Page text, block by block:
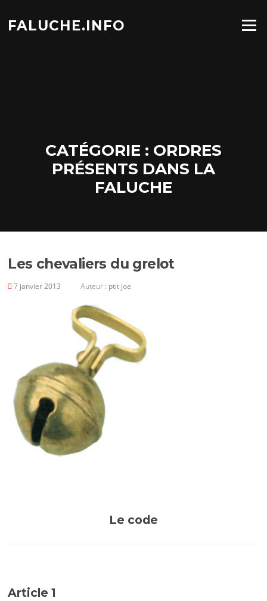
contenu
FALUCHE.INFO Menu
CATÉGORIE : ORDRES
PRÉSENTS DANS LA
FALUCHE
Les chevaliers du grelot
7 janvier 2013 Auteur : ptit joe
Le code
Article 1